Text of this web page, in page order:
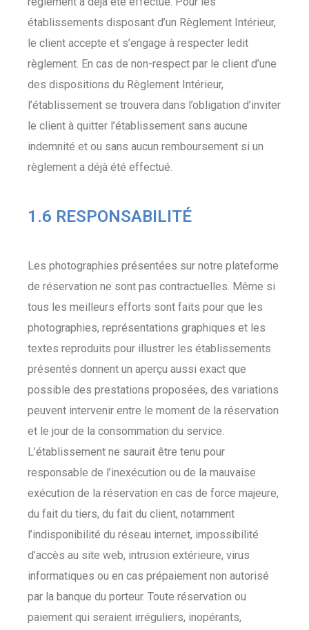
établissements disposant d’un Règlement Intérieur,
le client accepte et s’engage à respecter ledit
règlement. En cas de non-respect par le client d’une
des dispositions du Règlement Intérieur,
l’établissement se trouvera dans l’obligation d’inviter
le client à quitter l’établissement sans aucune
indemnité et ou sans aucun remboursement si un
règlement a déjà été effectué.
1.6 RESPONSABILITÉ
Les photographies présentées sur notre plateforme
de réservation ne sont pas contractuelles. Même si
tous les meilleurs efforts sont faits pour que les
photographies, représentations graphiques et les
textes reproduits pour illustrer les établissements
présentés donnent un aperçu aussi exact que
possible des prestations proposées, des variations
peuvent intervenir entre le moment de la réservation
et le jour de la consommation du service.
L’établissement ne saurait être tenu pour
responsable de l’inexécution ou de la mauvaise
exécution de la réservation en cas de force majeure,
du fait du tiers, du fait du client, notamment
l’indisponibilité du réseau internet, impossibilité
d’accès au site web, intrusion extérieure, virus
informatiques ou en cas prépaiement non autorisé
par la banque du porteur. Toute réservation ou
paiement qui seraient irréguliers, inopérants,